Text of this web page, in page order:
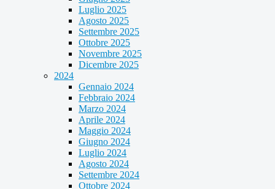
Luglio 2025
Agosto 2025
Settembre 2025
Ottobre 2025
Novembre 2025
Dicembre 2025
2024
Gennaio 2024
Febbraio 2024
Marzo 2024
Aprile 2024
Maggio 2024
Giugno 2024
Luglio 2024
Agosto 2024
Settembre 2024
Ottobre 2024